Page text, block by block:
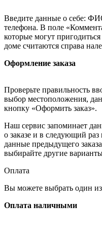
Введите данные о себе:
телефона. В поле
которые могут
доме считаются справа
Оформление заказа
Проверьте правильность
выбор местоположения,
кнопку «Оформить заказ».
Наш сервис запоминает
о заказе и в следующий
данные предыдущего
выбирайте другие
Оплата
Вы можете выбрать один
Оплата наличными